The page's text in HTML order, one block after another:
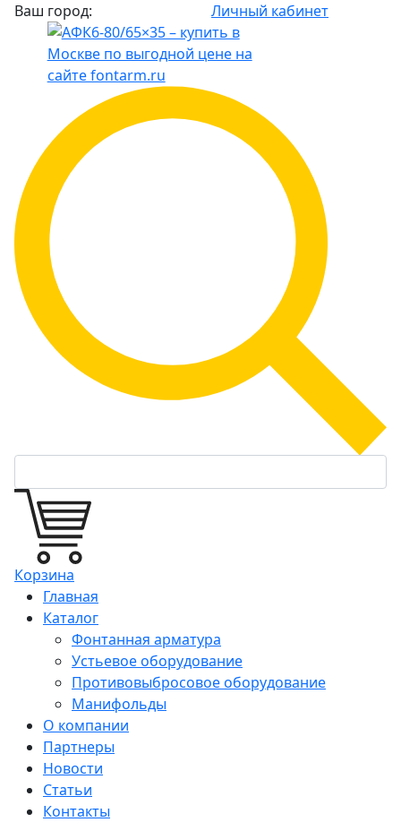
Ваш город: Личный кабинет
Корзина
Главная
Каталог
Фонтанная арматура
Устьевое оборудование
Противовыбросовое оборудование
Манифольды
О компании
Партнеры
Новости
Статьи
Контакты